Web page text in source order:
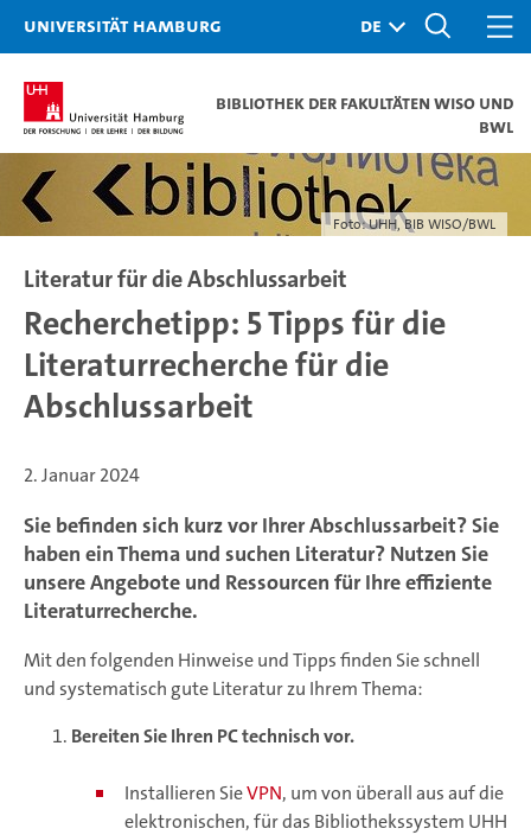
Universität Hamburg
Bibliothek der Fakultäten WISO und
BWL
Foto: UHH, BIB WISO/BWL
Literatur für die Abschlussarbeit
Recherchetipp: 5 Tipps für die
Literaturrecherche für die
Abschlussarbeit
2. Januar 2024
Sie befinden sich kurz vor Ihrer Abschlussarbeit? Sie
haben ein Thema und suchen Literatur? Nutzen Sie
unsere Angebote und Ressourcen für Ihre effiziente
Literaturrecherche.
Mit den folgenden Hinweise und Tipps finden Sie schnell
und systematisch gute Literatur zu Ihrem Thema:
Bereiten Sie Ihren PC technisch vor.
Installieren SieVPN, um von überall aus auf die
elektronischen, für das Bibliothekssystem UHH